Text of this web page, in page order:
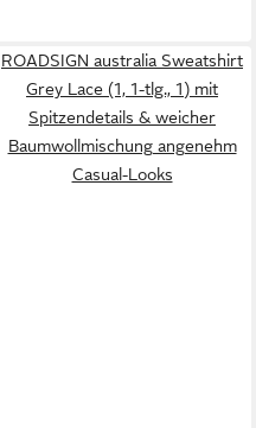
ROADSIGN australia Sweatshirt
Grey Lace (1, 1-tlg., 1) mit
Spitzendetails & weicher
Baumwollmischung angenehm
Casual-Looks